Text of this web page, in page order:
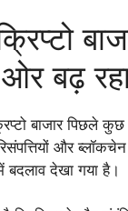
बढ़
बाजार पिछले
और ब्लॉकचेन
बदलाव देखा गया है।